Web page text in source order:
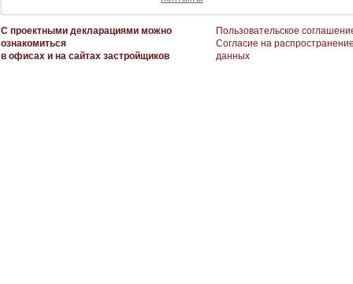
С проектными декларациями можно
ознакомиться
в офисах и на сайтах застройщиков
Пользовательское
Согласие на
данных